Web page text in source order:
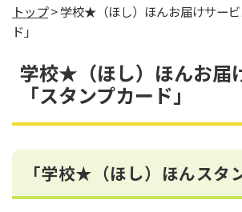
トップ> 学校★（ほし）ほんお届けサー
ド」
学校★（ほし）ほんお届
「スタンプカード」
「学校★（ほし）ほんスタ